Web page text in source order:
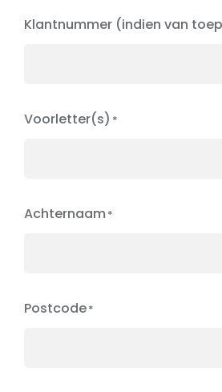
Klantnummer (indien van
Voorletter(s)
Achternaam
Postcode